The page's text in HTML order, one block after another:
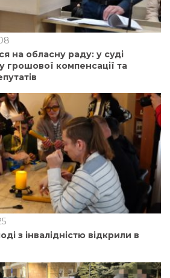
на обласну раду: у суді
грошової компенсації та
з інвалідністю відкрили в